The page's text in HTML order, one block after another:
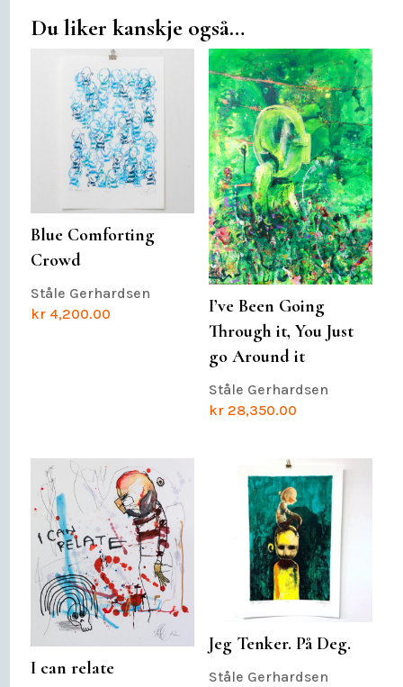
Du liker kanskje også…
Blue Comforting
Crowd
Ståle Gerhardsen
kr4,200.00
I’ve Been Going
Through it, You Just
go Around it
Ståle Gerhardsen
kr28,350.00
I can relate
Jeg Tenker. På Deg.
Ståle Gerhardsen